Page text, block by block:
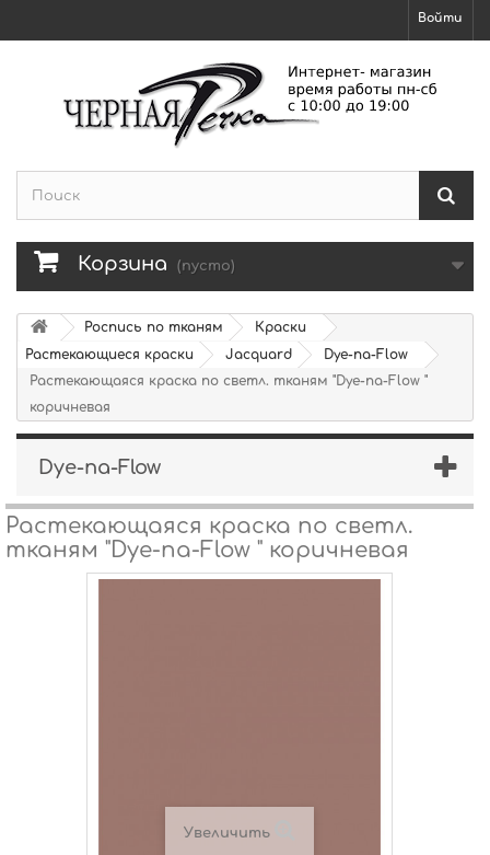
Войти
Корзина (пусто)
Роспись по тканям
Краски
Растекающиеся краски
Jacquard
Dye-na-Flow
Растекающаяся краска по светл. тканям "Dye-na-Flow "
коричневая
Dye-na-Flow
Растекающаяся краска по светл.
тканям "Dye-na-Flow " коричневая
Увеличить